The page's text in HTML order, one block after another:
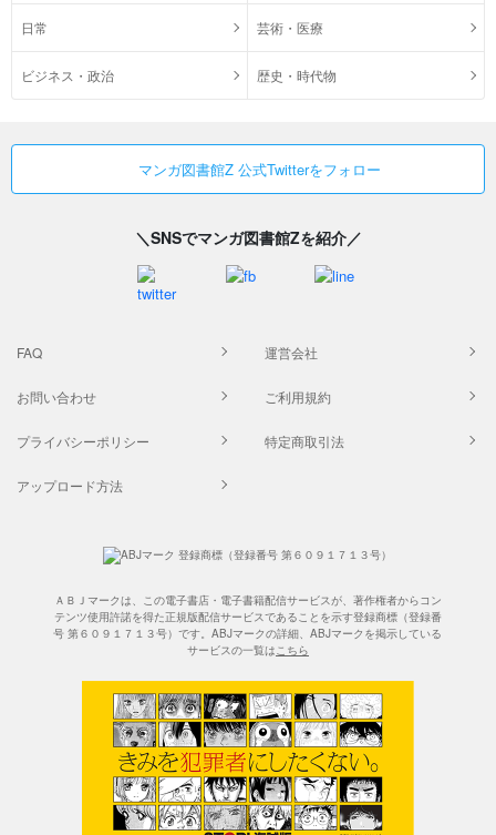
日常 芸術・医療
ビジネス・政治 歴史・時代物
マンガ図書館Z 公式Twitterをフォロー
＼SNSでマンガ図書館Zを紹介／
FAQ 運営会社
お問い合わせ ご利用規約
プライバシーポリシー 特定商取引法
アップロード方法
ＡＢＪマークは、この電子書店・電子書籍配信サービスが、著作権者からコン
テンツ使用許諾を得た正規版配信サービスであることを示す登録商標（登録番
号 第６０９１７１３号）です。ABJマークの詳細、ABJマークを掲示している
サービスの一覧はこちら